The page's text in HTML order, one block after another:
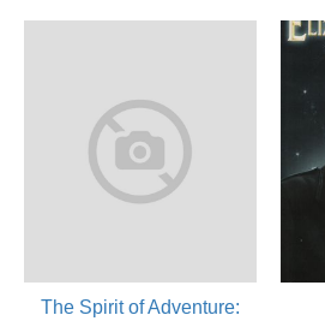
The Spirit of Adventure: